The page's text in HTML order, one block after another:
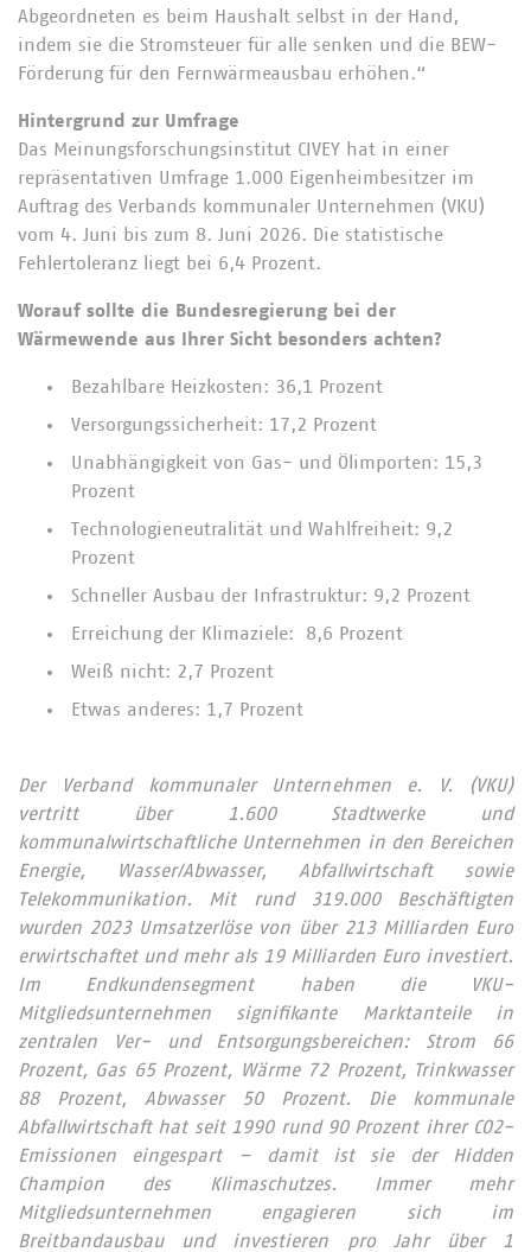
Abgeordneten es beim Haushalt selbst in der Hand,
indem sie die Stromsteuer für alle senken und die BEW-
Förderung für den Fernwärmeausbau erhöhen.“
Hintergrund zur Umfrage
Das Meinungsforschungsinstitut CIVEY hat in einer
repräsentativen Umfrage 1.000 Eigenheimbesitzer im
Auftrag des Verbands kommunaler Unternehmen (VKU)
vom 4. Juni bis zum 8. Juni 2026. Die statistische
Fehlertoleranz liegt bei 6,4 Prozent.
Worauf sollte die Bundesregierung bei der
Wärmewende aus Ihrer Sicht besonders achten?
Bezahlbare Heizkosten: 36,1 Prozent
Versorgungssicherheit: 17,2 Prozent
Unabhängigkeit von Gas- und Ölimporten: 15,3
Prozent
Technologieneutralität und Wahlfreiheit: 9,2
Prozent
Schneller Ausbau der Infrastruktur: 9,2 Prozent
Erreichung der Klimaziele: 8,6 Prozent
Weiß nicht: 2,7 Prozent
Etwas anderes: 1,7 Prozent
Der Verband kommunaler Unternehmen e. V. (VKU)
vertritt über 1.600 Stadtwerke und
kommunalwirtschaftliche Unternehmen in den Bereichen
Energie, Wasser/Abwasser, Abfallwirtschaft sowie
Telekommunikation. Mit rund 319.000 Beschäftigten
wurden 2023 Umsatzerlöse von über 213 Milliarden Euro
erwirtschaftet und mehr als 19 Milliarden Euro investiert.
Im Endkundensegment haben die VKU-
Mitgliedsunternehmen signifikante Marktanteile in
zentralen Ver- und Entsorgungsbereichen: Strom 66
Prozent, Gas 65 Prozent, Wärme 72 Prozent, Trinkwasser
88 Prozent, Abwasser 50 Prozent. Die kommunale
Abfallwirtschaft hat seit 1990 rund 90 Prozent ihrer CO2-
Emissionen eingespart – damit ist sie der Hidden
Champion des Klimaschutzes. Immer mehr
Mitgliedsunternehmen engagieren sich im
Breitbandausbau und investieren pro Jahr über 1